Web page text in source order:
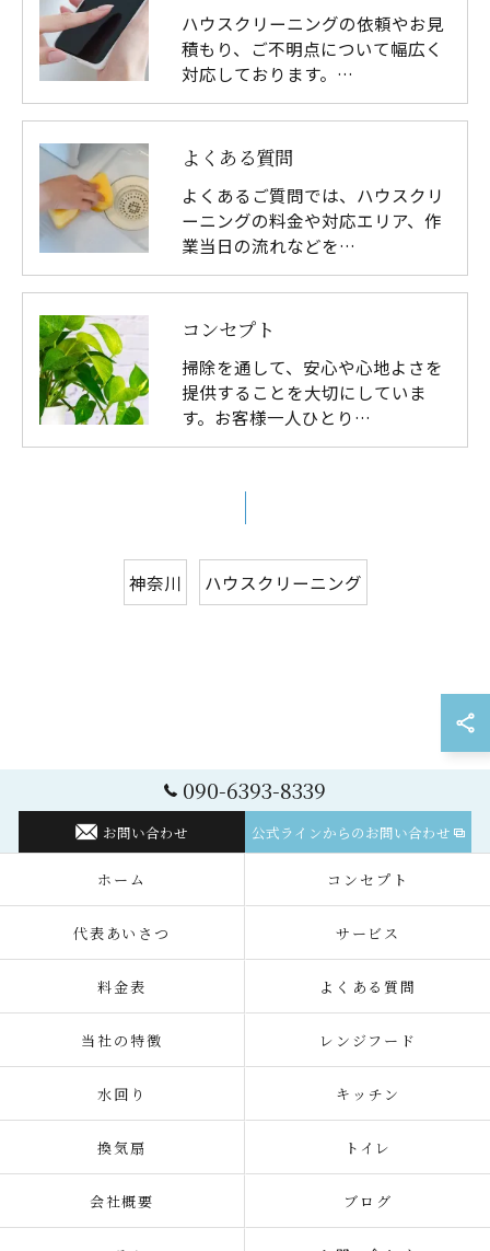
ハウスクリーニングの依頼やお見
積もり、ご不明点について幅広く
対応しております。…
よくある質問
よくあるご質問では、ハウスクリ
ーニングの料金や対応エリア、作
業当日の流れなどを…
コンセプト
掃除を通して、安心や心地よさを
提供することを大切にしていま
す。お客様一人ひとり…
神奈川 ハウスクリーニング
090-6393-8339
お問い合わせ 公式ラインからのお問い合わせ
ホーム コンセプト
代表あいさつ サービス
料金表 よくある質問
当社の特徴 レンジフード
水回り キッチン
換気扇 トイレ
会社概要 ブログ